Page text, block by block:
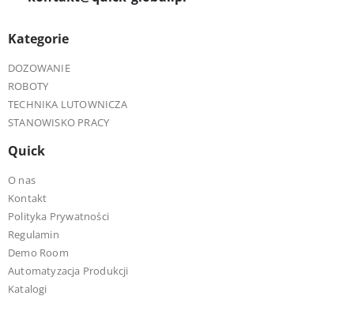
Kategorie
DOZOWANIE
ROBOTY
TECHNIKA LUTOWNICZA
STANOWISKO PRACY
Quick
O nas
Kontakt
Polityka Prywatności
Regulamin
Demo Room
Automatyzacja Produkcji
Katalogi